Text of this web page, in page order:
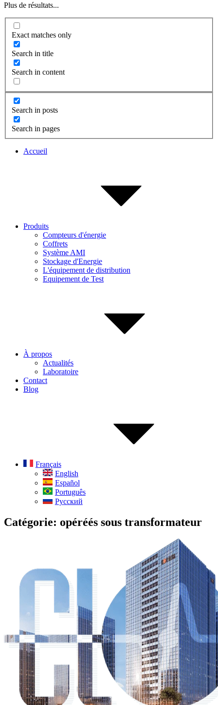
Plus de résultats...
Exact matches only
Search in title
Search in content
Search in posts
Search in pages
Accueil
Produits
Compteurs d'énergie
Coffrets
Système AMI
Stockage d'Energie
L'équipement de distribution
Equipement de Test
À propos
Actualités
Laboratoire
Contact
Blog
Français
English
Español
Português
Русский
Catégorie: opéréés sous transformateur